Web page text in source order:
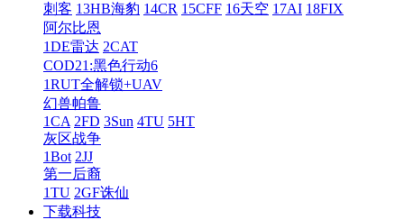
刺客 13HB海豹 14CR 15CFF 16天空 17AI 18FIX
阿尔比恩
1DE雷达 2CAT
COD21:黑色行动6
1RUT全解锁+UAV
幻兽帕鲁
1CA 2FD 3Sun 4TU 5HT
灰区战争
1Bot 2JJ
第一后裔
1TU 2GF诛仙
下载科技